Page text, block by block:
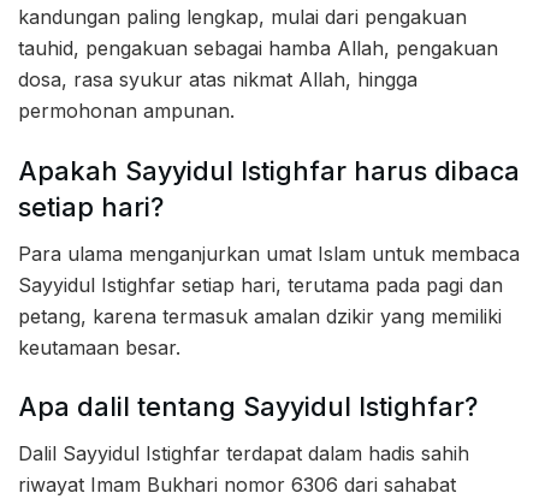
kandungan paling lengkap, mulai dari pengakuan
tauhid, pengakuan sebagai hamba Allah, pengakuan
dosa, rasa syukur atas nikmat Allah, hingga
permohonan ampunan.
Apakah Sayyidul Istighfar harus dibaca
setiap hari?
Para ulama menganjurkan umat Islam untuk membaca
Sayyidul Istighfar setiap hari, terutama pada pagi dan
petang, karena termasuk amalan dzikir yang memiliki
keutamaan besar.
Apa dalil tentang Sayyidul Istighfar?
Dalil Sayyidul Istighfar terdapat dalam hadis sahih
riwayat Imam Bukhari nomor 6306 dari sahabat